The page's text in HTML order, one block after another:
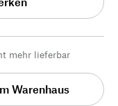
mehr lieferbar
Warenhaus